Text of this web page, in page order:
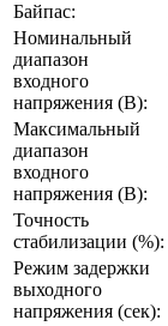
Байпас:
Номинальный
диапазон
входного
напряжения (В):
Максимальный
диапазон
входного
напряжения (В):
Точность
стабилизации (%):
Режим задержки
выходного
напряжения (сек):